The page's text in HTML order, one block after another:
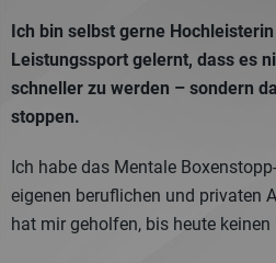
Ich bin selbst gerne
Leistungssport gelernt, dass es
schneller zu werden – sondern
stoppen.
Ich habe das Mentale
eigenen beruflichen und privaten
hat mir geholfen, bis heute keinen